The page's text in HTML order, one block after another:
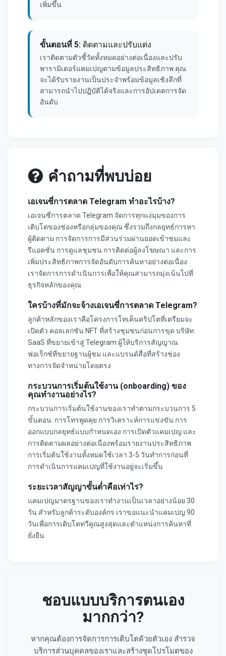
เพิ่มขึ้น
ขั้นตอนที่ 5: ติดตามและปรับแต่ง
เราติดตามตัวชี้วัดทั้งหมดอย่างต่อเนื่องและปรับ
พารามิเตอร์แคมเปญตามข้อมูลประสิทธิภาพ คุณ
จะได้รับรายงานเป็นประจำพร้อมข้อมูลเชิงลึกที่
สามารถนำไปปฏิบัติได้จริงและการอัปเดตการจัด
อันดับ
คำถามที่พบบ่อย
เอเจนซี่การตลาด Telegram ทำอะไรบ้าง?
เอเจนซี่การตลาด Telegram จัดการทุกแง่มุมของการ
เติบโตของช่องหรือกลุ่มของคุณ ซึ่งรวมถึงกลยุทธ์การหา
ผู้ติดตาม การจัดการการมีส่วนร่วมผ่านยอดเข้าชมและ
รีแอคชั่น การดูแลชุมชน การติดต่อผู้ลงโฆษณา และการ
เพิ่มประสิทธิภาพการจัดอันดับการค้นหาอย่างต่อเนื่อง
เราจัดการการดำเนินการเพื่อให้คุณสามารถมุ่งเน้นไปที่
ธุรกิจหลักของคุณ
ใครบ้างที่มักจะจ้างเอเจนซี่การตลาด Telegram?
ลูกค้าหลักของเราคือโครงการโทเค็นคริปโตที่เตรียมจะ
เปิดตัว คอลเลกชัน NFT ที่สร้างชุมชนก่อนการขุด บริษัท
SaaS ที่ขยายเข้าสู่ Telegram ผู้ให้บริการสัญญาณ
ฟอเร็กซ์ที่ขยายฐานผู้ชม และแบรนด์สื่อที่สร้างช่อง
ทางการจัดจำหน่ายโดยตรง
กระบวนการเริ่มต้นใช้งาน (onboarding) ของ
คุณทำงานอย่างไร?
กระบวนการเริ่มต้นใช้งานของเราทำตามกระบวนการ 5
ขั้นตอน: การโทรพูดคุย การวิเคราะห์การแข่งขัน การ
ออกแบบกลยุทธ์แบบกำหนดเอง การเปิดตัวแคมเปญ และ
การติดตามผลอย่างต่อเนื่องพร้อมรายงานประสิทธิภาพ
การเริ่มต้นใช้งานทั้งหมดใช้เวลา 3-5 วันทำการก่อนที่
การดำเนินการแคมเปญที่ใช้งานอยู่จะเริ่มขึ้น
ระยะเวลาสัญญาขั้นต่ำคือเท่าไร?
แคมเปญมาตรฐานของเราทำงานเป็นเวลาอย่างน้อย 30
วัน สำหรับลูกค้าระดับองค์กร เราขอแนะนำแคมเปญ 90
วันเพื่อการเติบโตทวีคูณสูงสุดและตำแหน่งการค้นหาที่
ยั่งยืน
ชอบแบบบริการตนเอง
มากกว่า?
หากคุณต้องการจัดการการเติบโตด้วยตัวเอง สำรวจ
บริการส่วนบุคคลของเราและสร้างชุดโปรโมตของ